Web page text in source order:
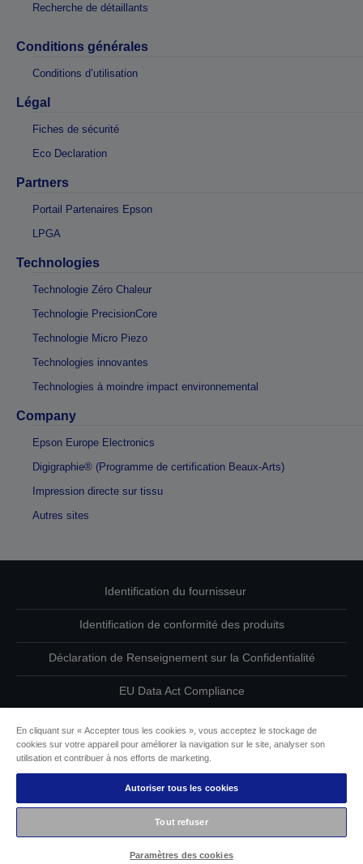
Recherche de détaillants
Conditions générales
Conditions d’utilisation
Légal
Fiches de sécurité
Eco Declaration
Partners
Portail Partenaires Epson
LPGA
Technologies
Technologie Zéro Chaleur
Technologie PrecisionCore
Technologie Micro Piezo
Technologies innovantes
Technologies à moindre impact environnemental
Company
Epson Europe Electronics
Digigraphie® (Programme de certification Beaux-Arts)
Impression directe sur tissu
Autres sites
Identification du fournisseur
Identification de conformité des produits
Déclaration de Renseignement sur la Confidentialité
EU Data Act Compliance
Informations sur les cookies
L’engagement d’Epson pour l’accessibilité
Copyright © 2026 Seiko Epson
En cliquant sur « Accepter tous les cookies », vous acceptez le stockage de
cookies sur votre appareil pour améliorer la navigation sur le site, analyser son
utilisation et contribuer à nos efforts de marketing.
Autoriser tous les cookies
Tout refuser
Paramètres des cookies